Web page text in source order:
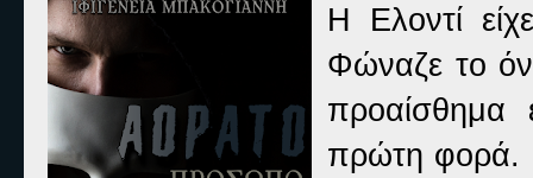
Η Ελοντί
Φώναζε το
προαίσθημα
πρώτη φορά.